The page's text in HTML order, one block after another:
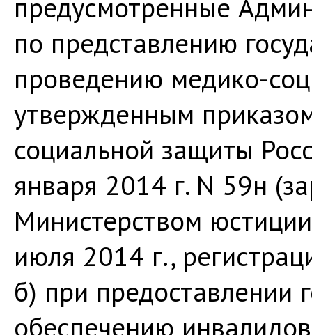
предусмотренные
по представлению
проведению медико-
утвержденным
социальной защиты
января 2014 г. N 59н
Министерством
июля 2014 г.,
б) при предоставлении
обеспечению